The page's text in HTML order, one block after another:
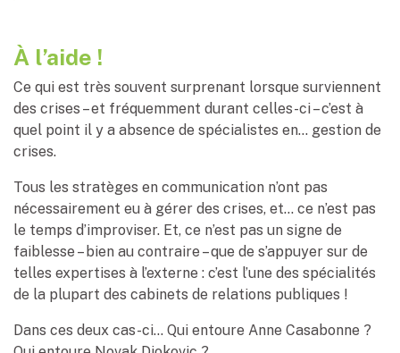
À l’aide !
Ce qui est très souvent surprenant lorsque surviennent
des crises – et fréquemment durant celles-ci – c’est à
quel point il y a absence de spécialistes en… gestion de
crises.
Tous les stratèges en communication n’ont pas
nécessairement eu à gérer des crises, et… ce n’est pas
le temps d’improviser. Et, ce n’est pas un signe de
faiblesse – bien au contraire – que de s’appuyer sur de
telles expertises à l’externe : c’est l’une des spécialités
de la plupart des cabinets de relations publiques !
Dans ces deux cas-ci… Qui entoure Anne Casabonne ?